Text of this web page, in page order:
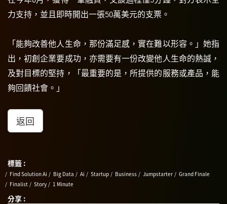
力支持，並且即時開出一張50萬美元的支票。
「能夠改善他人生命，那份滿足感，實在難以形容。」她指
出，初創企業要成功，亦需要有一份改變他人生命的熱誠，
及對目標的堅持，「最重要的是，所提供的服務或產品，能
夠回饋社會。」
返回
標籤 :
Find Solution Ai Big Data Ai Startup Business Jumpstarter
Grand Finale
Finalist
Story 1 Minute
分享 :